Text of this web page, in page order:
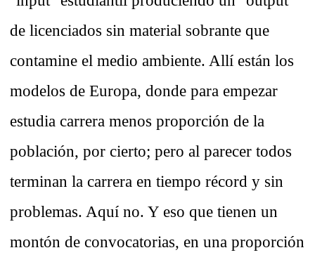
de licenciados sin material sobrante que
contamine el medio ambiente. Allí están los
modelos de Europa, donde para empezar
estudia carrera menos proporción de la
población, por cierto; pero al parecer todos
terminan la carrera en tiempo récord y sin
problemas. Aquí no. Y eso que tienen un
montón de convocatorias, en una proporción